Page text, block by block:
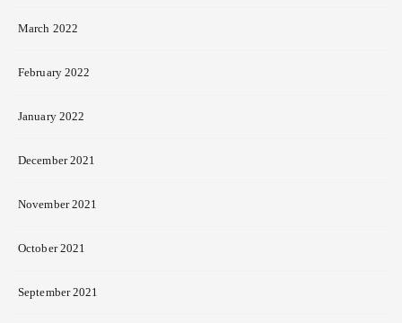
March 2022
February 2022
January 2022
December 2021
November 2021
October 2021
September 2021